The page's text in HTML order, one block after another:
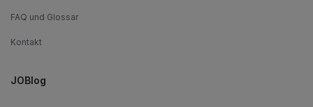
FAQ und Glossar
Kontakt
JOBlog